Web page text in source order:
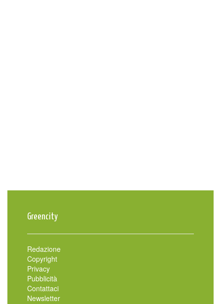
Greencity
Redazione
Copyright
Privacy
Pubblicità
Contattaci
Newsletter